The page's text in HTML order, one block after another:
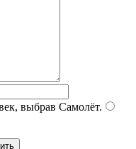
выбрав Самолёт.